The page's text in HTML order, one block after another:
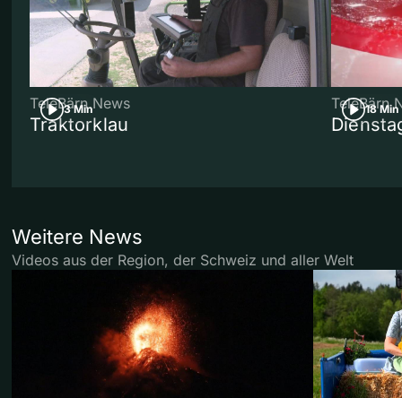
3 Min
TeleBärn News
Traktorklau
18 Min
TeleBärn
Weitere News
Videos aus der Region, der Schweiz und aller Welt